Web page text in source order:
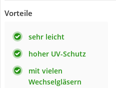
Vorteile
sehr leicht
hoher UV-Schutz
mit vielen
Wechselgläsern